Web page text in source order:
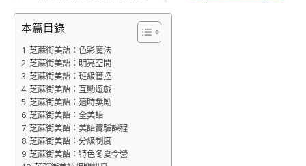
本篇目錄
芝蔴街美語：色彩魔法
芝蔴街美語：明亮空間
芝蔴街美語：班級管控
芝蔴街美語：互動遊戲
芝蔴街美語：適時獎勵
芝蔴街美語：全美語
芝蔴街美語：美語實驗課程
芝蔴街美語：分級制度
芝蔴街美語：特色冬夏令營